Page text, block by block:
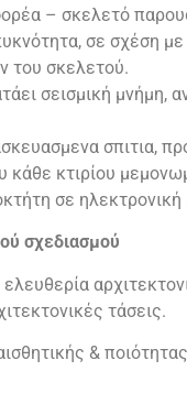
– σκελετό
σε σχέση
του σκελετού.
σεισμική μνήμη,
σπιτια,
κάθε κτιρίου
σε
σχεδιασμού
τάσεις.
&